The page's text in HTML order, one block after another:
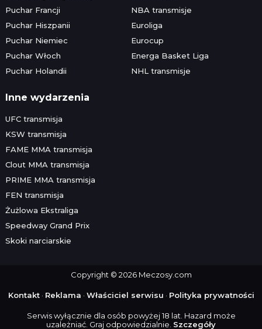
Puchar Francji
Puchar Hiszpanii
Puchar Niemiec
Puchar Włoch
Puchar Holandii
NBA transmisje
Euroliga
Eurocup
Energa Basket Liga
NHL transmisje
Inne wydarzenia
UFC transmisja
KSW transmisja
FAME MMA transmisja
Clout MMA transmisja
PRIME MMA transmisja
FEN transmisja
Żużlowa Ekstraliga
Speedway Grand Prix
Skoki narciarskie
Copyright © 2026 Meczosy.com
Kontakt· Reklama · Właściciel serwisu · Polityka prywatności
Serwis wyłącznie dla osób powyżej 18 lat. Hazard może
uzależniać. Graj odpowiedzialnie. Szczegóły